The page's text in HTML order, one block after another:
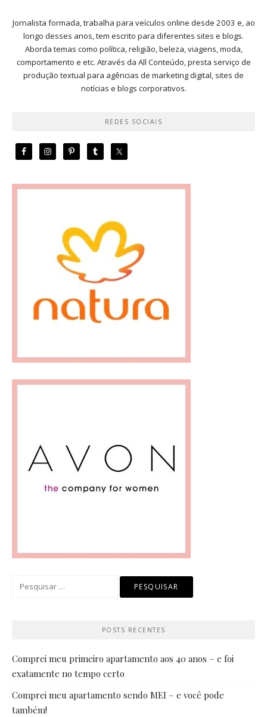
Jornalista formada, trabalha para veículos online desde 2003 e, ao
longo desses anos, tem escrito para diferentes sites e blogs.
Aborda temas como política, religião, beleza, viagens, moda,
comportamento e etc. Através da All Conteúdo, presta serviço de
produção textual para agências de marketing digital, sites de
notícias e blogs corporativos.
REDES SOCIAIS
POSTS RECENTES
Comprei meu primeiro apartamento aos 40 anos – e foi
exatamente no tempo certo
Comprei meu apartamento sendo MEI – e você pode
também!